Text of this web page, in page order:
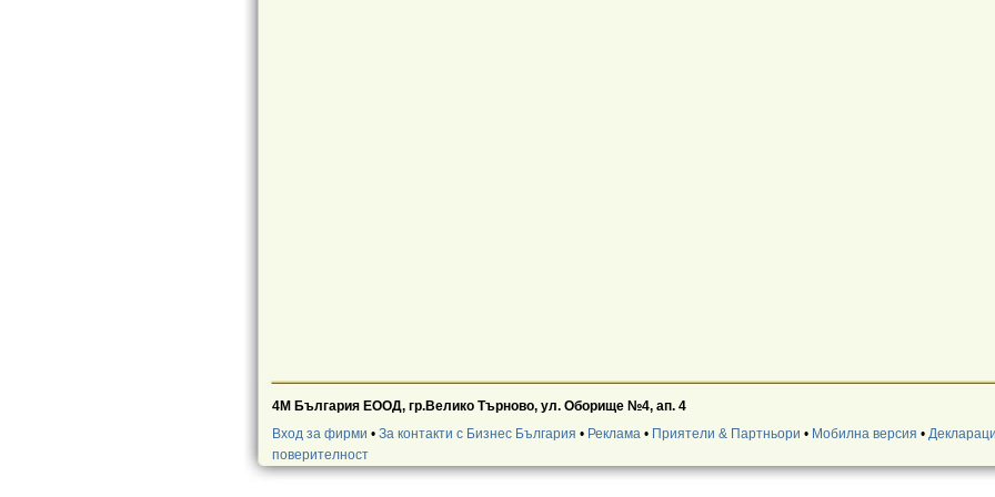
4М България ЕООД, гр.Велико Търново, ул. Оборище №4, ап. 4
Вход за фирми • За контакти с Бизнес България • Реклама• Приятели & Партньори • Мобилна версия •
поверителност